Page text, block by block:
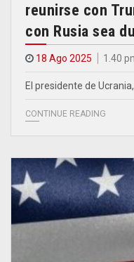
reunirse con
con Rusia sea
18 Ago 2025 1.40
El presidente de Ucrania,…
CONTINUE READING